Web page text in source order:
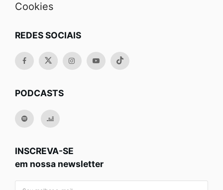
Cookies
REDES SOCIAIS
PODCASTS
INSCREVA-SE
em nossa newsletter